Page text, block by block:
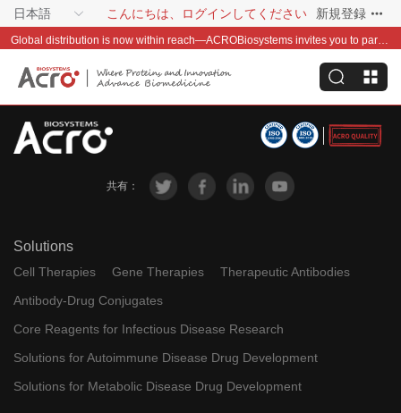
日本語 こんにちは、ログインしてください 新規登録
Global distribution is now within reach—ACROBiosystems invites you to partner with us~
共有：
Solutions
Cell Therapies Gene Therapies
Therapeutic Antibodies
Antibody-Drug Conjugates
Core Reagents for Infectious Disease Research
Solutions for Autoimmune Disease Drug Development
Solutions for Metabolic Disease Drug Development